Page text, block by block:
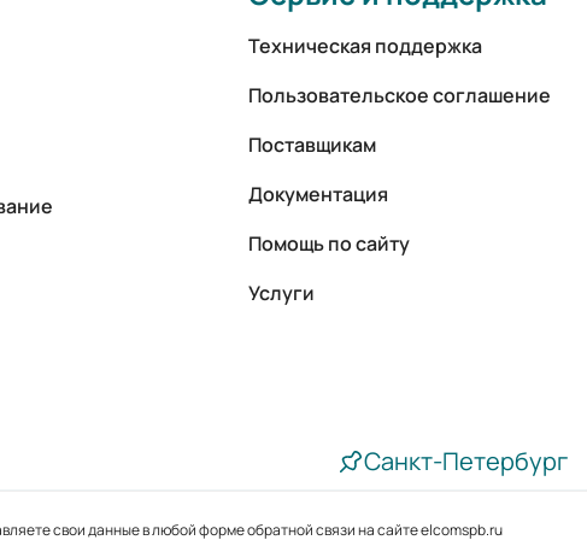
Техническая поддержка
Пользовательское соглашение
Поставщикам
Документация
Помощь по сайту
Услуги
Санкт-Петербург
свои данные в любой форме обратной связи на сайте elcomspb.ru